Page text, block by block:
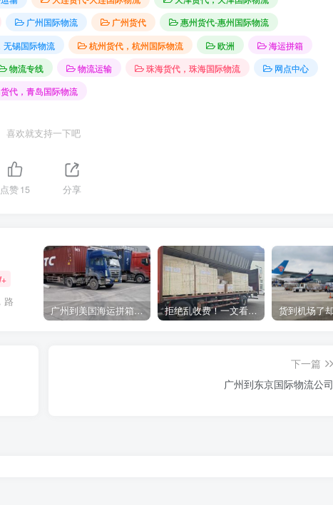
广州国际物流 广州货代
惠州货代-惠州国际物流
无锡国际物流 杭州货代，杭州国际物流 欧洲
海运拼箱
物流专线 物流运输 珠海货代，珠海国际物流
网点中心
代，青岛国际物流
喜欢就支持一下吧
点赞15 分享
路
广州到美国海运拼箱多少钱？2024年最新运费构成+隐藏费用避坑指南 拒绝乱收费！一文看懂中国货代计费套路，教你避开所有隐形坑
下一篇
广州到东京国际物流公司